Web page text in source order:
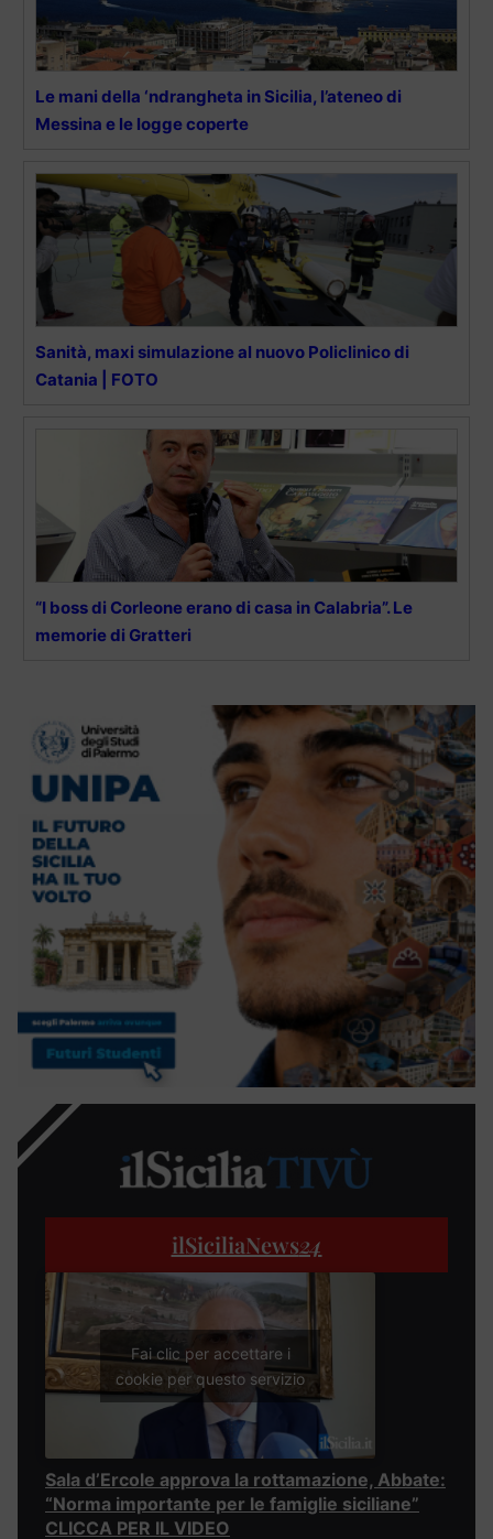
Le mani della ‘ndrangheta in Sicilia, l’ateneo di
Messina e le logge coperte
Sanità, maxi simulazione al nuovo Policlinico di
Catania | FOTO
“I boss di Corleone erano di casa in Calabria”. Le
memorie di Gratteri
ilSiciliaNews24
Fai clic per accettare i
cookie per questo servizio
Sala d’Ercole approva la rottamazione, Abbate:
“Norma importante per le famiglie siciliane”
CLICCA PER IL VIDEO